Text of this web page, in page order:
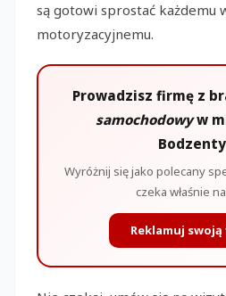
są gotowi sprostać każdemu
motoryzacyjnemu.
Prowadzisz firmę z
samochodowyw
Wyróżnij się jako polecany
czeka właśnie
Reklamuj